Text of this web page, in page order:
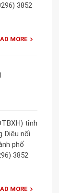
3852
MORE
tỉnh
Diệu nối
phố
3852
MORE